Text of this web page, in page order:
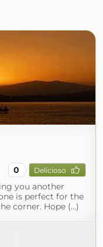
0 Delicioso
you another
is perfect for the
corner. Hope (...)